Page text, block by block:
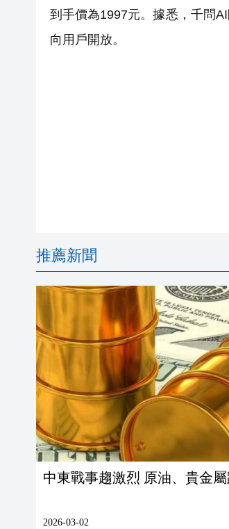
到手價為1997元。據悉，千問
向用戶開放。
推薦新聞
中東戰事趨激烈 原油、貴金
2026-03-02